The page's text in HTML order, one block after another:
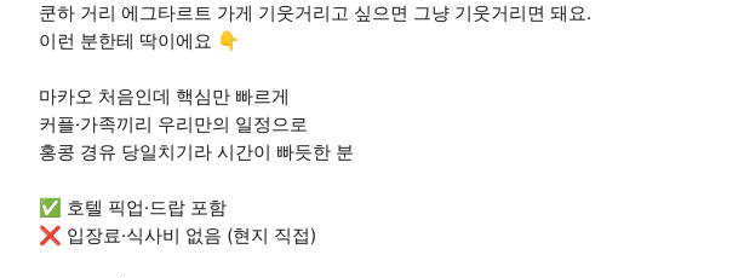
쿤하 거리 에그타르트 가게 기웃거리고 싶으면 그냥 기웃거리면 돼요.
이런 분한테 딱이에요 👇
마카오 처음인데 핵심만 빠르게
커플·가족끼리 우리만의 일정으로
홍콩 경유 당일치기라 시간이 빠듯한 분
✅ 호텔 픽업·드랍 포함
❌ 입장료·식사비 없음 (현지 직접)